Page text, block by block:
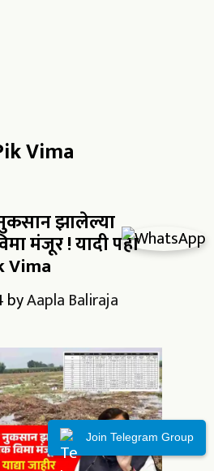
Vima
झालेल्या
मंजूर ! यादी पहा
Vima
byAapla Baliraja
Join Telegram Group